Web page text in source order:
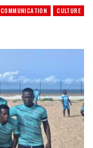
COMMUNICATION CULTURE